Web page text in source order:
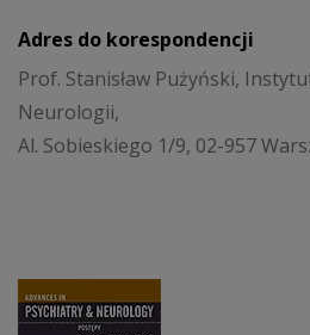
Adres do korespondencji
Prof. Stanisław Pużyński,
Neurologii,
Al. Sobieskiego 1/9, 02-957